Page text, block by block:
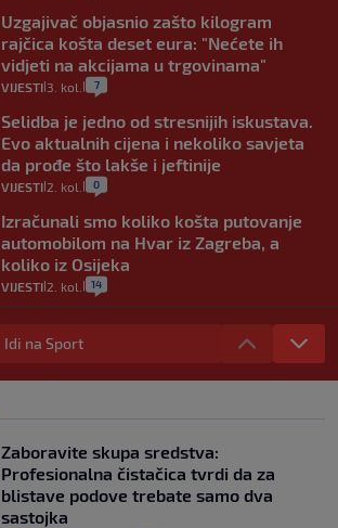
Uzgajivač objasnio zašto kilogram
rajčica košta deset eura: "Nećete ih
vidjeti na akcijama u trgovinama"
VIJESTI 3. kol. 7
Selidba je jedno od stresnijih iskustava.
Evo aktualnih cijena i nekoliko savjeta
da prođe što lakše i jeftinije
VIJESTI 2. kol. 0
Izračunali smo koliko košta putovanje
automobilom na Hvar iz Zagreba, a
koliko iz Osijeka
VIJESTI 2. kol. 14
"Kći je otišla na more, a zaboravila
zdravstvenu iskaznicu". Kakva su prava
pacijenata izvan mjesta prebivališta?
VIJESTI 1. kol. 1
se dogodilo ništa. Vlada se zaljubila u te
intervencije"
VIJESTI 30. srp. 25
Idi na Sport
Zaboravite skupa sredstva:
Profesionalna čistačica tvrdi da za
blistave podove trebate samo dva
sastojka